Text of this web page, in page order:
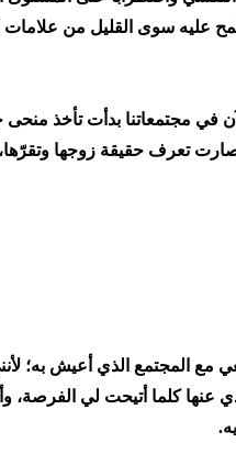
عليه سوى القليل من علامات
في مجتمعاتنا بدأت تأخذ منحى
تعرف حقيقة زوجها وتقرّها،
المجتمع الذي أعيش به؛
عنها كلما أتيحت لي الفرصة،